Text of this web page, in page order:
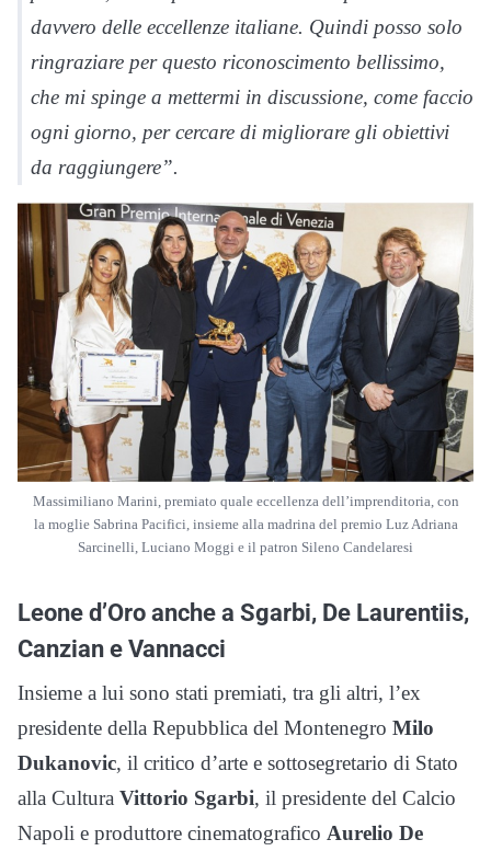
davvero delle eccellenze italiane. Quindi posso solo
ringraziare per questo riconoscimento bellissimo,
che mi spinge a mettermi in discussione, come faccio
ogni giorno, per cercare di migliorare gli obiettivi
da raggiungere”.
Massimiliano Marini, premiato quale eccellenza dell’imprenditoria, con
la moglie Sabrina Pacifici, insieme alla madrina del premio Luz Adriana
Sarcinelli, Luciano Moggi e il patron Sileno Candelaresi
Leone d’Oro anche a Sgarbi, De Laurentiis,
Canzian e Vannacci
Insieme a lui sono stati premiati, tra gli altri, l’ex
presidente della Repubblica del Montenegro Milo
Dukanovic, il critico d’arte e sottosegretario di Stato
alla Cultura Vittorio Sgarbi, il presidente del Calcio
Napoli e produttore cinematografico Aurelio De